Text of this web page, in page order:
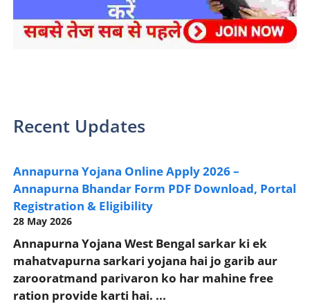
Recent Updates
Annapurna Yojana Online Apply 2026 –
Annapurna Bhandar Form PDF Download, Portal
Registration & Eligibility
28 May 2026
Annapurna Yojana West Bengal sarkar ki ek
mahatvapurna sarkari yojana hai jo garib aur
zarooratmand parivaron ko har mahine free
ration provide karti hai. ...